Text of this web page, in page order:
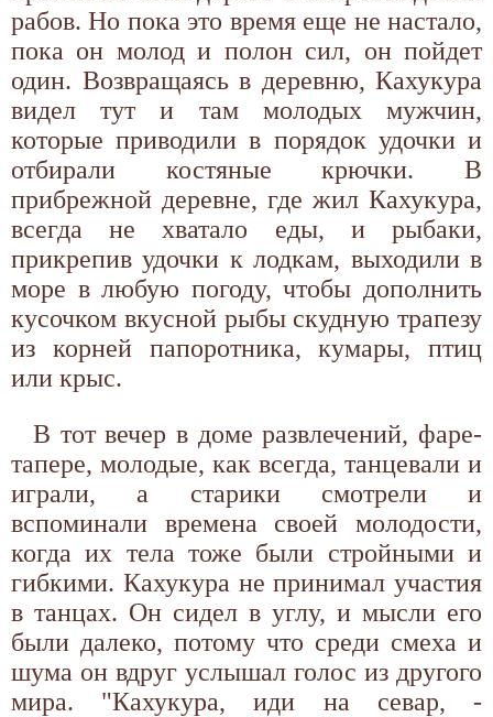
рабов. Но пока это время еще не настало,
пока он молод и полон сил, он пойдет
один. Возвращаясь в деревню, Кахукура
видел тут и там молодых мужчин,
которые приводили в порядок удочки и
отбирали костяные крючки. В
прибрежной деревне, где жил Кахукура,
всегда не хватало еды, и рыбаки,
прикрепив удочки к лодкам, выходили в
море в любую погоду, чтобы дополнить
кусочком вкусной рыбы скудную трапезу
из корней папоротника, кумары, птиц
или крыс.
В тот вечер в доме развлечений, фаре-
тапере, молодые, как всегда, танцевали и
играли, а старики смотрели и
вспоминали времена своей молодости,
когда их тела тоже были стройными и
гибкими. Кахукура не принимал участия
в танцах. Он сидел в углу, и мысли его
были далеко, потому что среди смеха и
шума он вдруг услышал голос из другого
мира. "Кахукура, иди на севар, -